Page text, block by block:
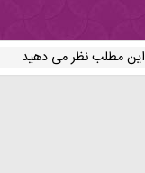
این مطلب نظر می دهید